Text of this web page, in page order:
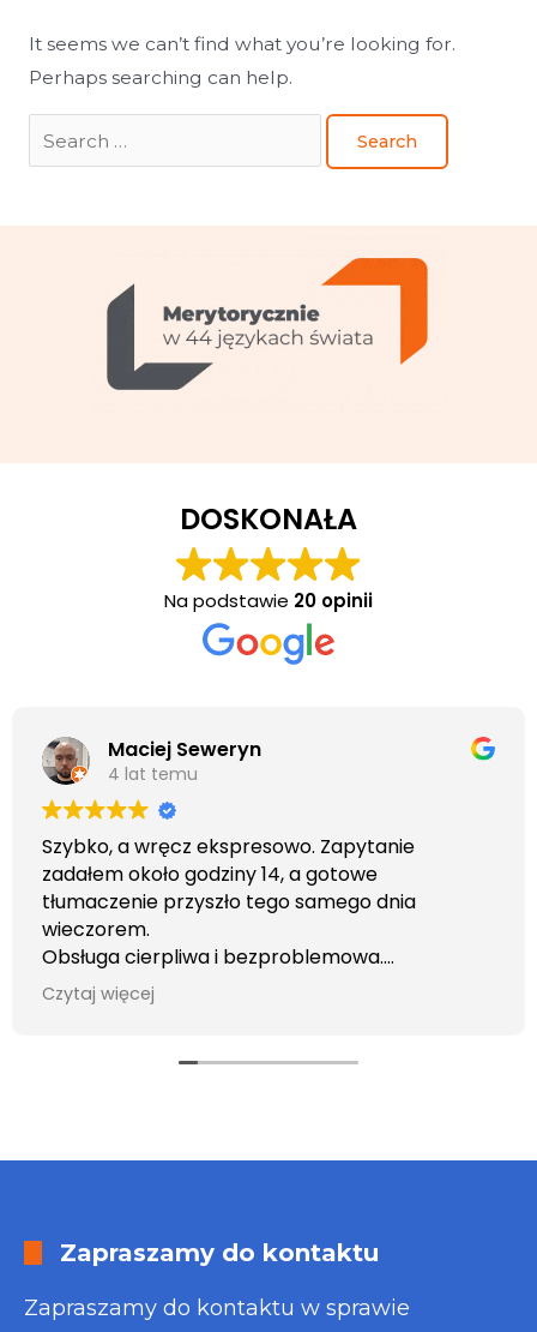
It seems we can’t find what you’re looking for.
Perhaps searching can help.
DOSKONAŁA
Na podstawie 20 opinii
Maciej Seweryn
4 lat temu
Szybko, a wręcz ekspresowo. Zapytanie
zadałem około godziny 14, a gotowe
tłumaczenie przyszło tego samego dnia
wieczorem.
Obsługa cierpliwa i bezproblemowa.
Otrzymałem wszelkie informacje i porady jaka
usługa będzie dla mnie najlepsza. Faktura także
Czytaj więcej
Zapraszamy do kontaktu
Zapraszamy do kontaktu w sprawie